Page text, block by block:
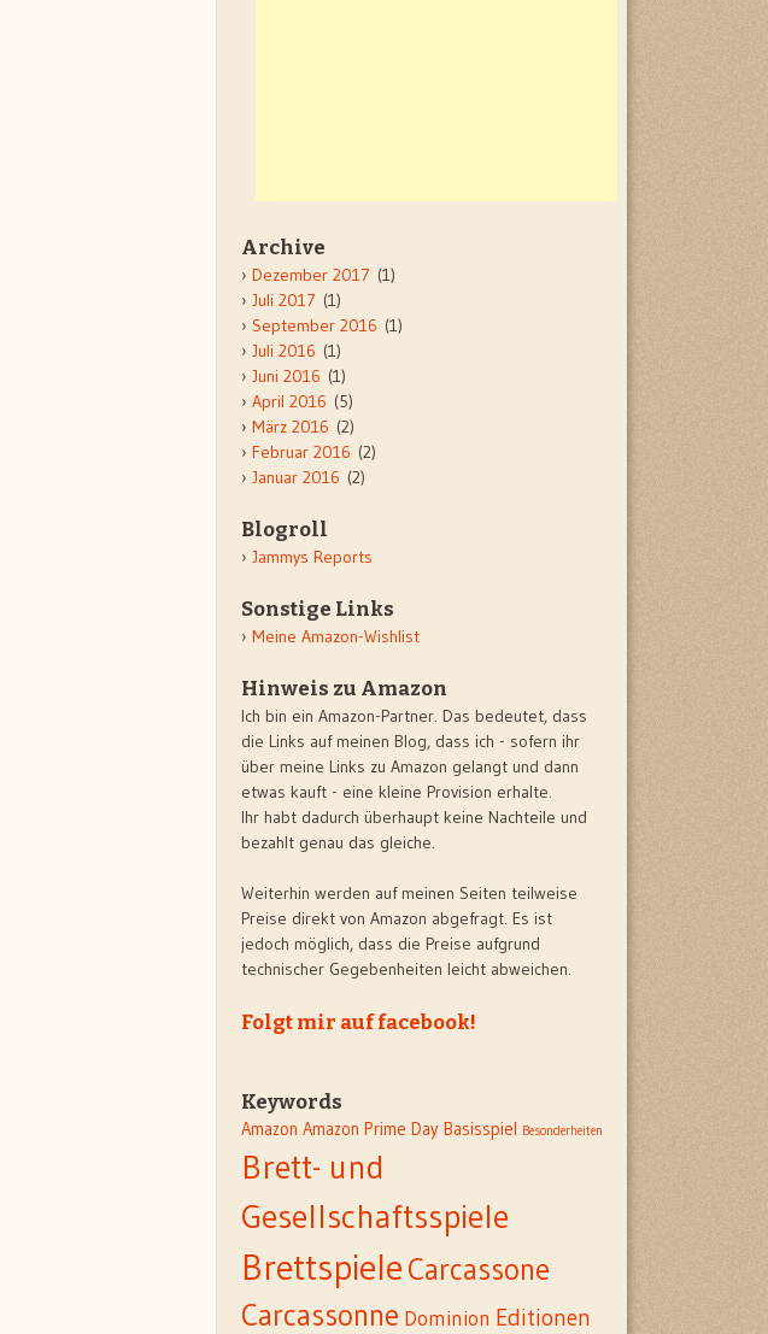
Archive
Dezember 2017 (1)
Juli 2017 (1)
September 2016 (1)
Juli 2016 (1)
Juni 2016 (1)
April 2016 (5)
März 2016 (2)
Februar 2016 (2)
Januar 2016 (2)
Blogroll
Jammys Reports
Sonstige Links
Meine Amazon-Wishlist
Hinweis zu Amazon
Ich bin ein Amazon-Partner. Das bedeutet, dass
die Links auf meinen Blog, dass ich - sofern ihr
über meine Links zu Amazon gelangt und dann
etwas kauft - eine kleine Provision erhalte.
Ihr habt dadurch überhaupt keine Nachteile und
bezahlt genau das gleiche.
Weiterhin werden auf meinen Seiten teilweise
Preise direkt von Amazon abgefragt. Es ist
jedoch möglich, dass die Preise aufgrund
technischer Gegebenheiten leicht abweichen.
Folgt mir auf facebook!
Keywords
Amazon Amazon Prime Day Basisspiel Besonderheiten
Brett- und
Gesellschaftsspiele
BrettspieleCarcassone
Carcassonne Dominion Editionen